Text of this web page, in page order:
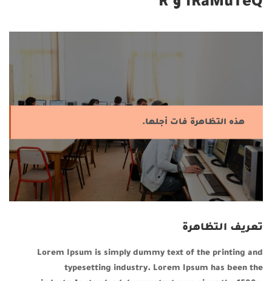
هذه التظاهرة فات أجلها.
تعريف التظاهرة
Lorem Ipsum is simply dummy text of the printing and
typesetting industry. Lorem Ipsum has been the